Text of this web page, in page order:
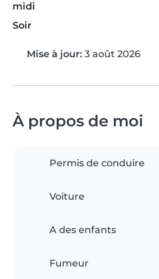
midi
Soir
Mise à jour: 3 août 2026
À propos de moi
Permis de conduire
Voiture
A des enfants
Fumeur